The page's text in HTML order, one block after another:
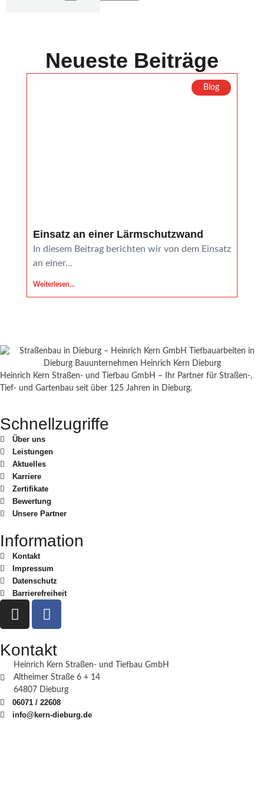
Neueste Beiträge
Blog
Einsatz an einer Lärmschutzwand
In diesem Beitrag berichten wir von dem Einsatz
an einer...
Weiterlesen...
Heinrich Kern Straßen- und Tiefbau GmbH – Ihr Partner für Straßen-,
Tief- und Gartenbau seit über 125 Jahren in Dieburg.
Schnellzugriffe
Über uns
Leistungen
Aktuelles
Karriere
Zertifikate
Bewertung
Unsere Partner
Information
Kontakt
Impressum
Datenschutz
Barrierefreiheit
Kontakt
Heinrich Kern Straßen- und Tiefbau GmbH
Altheimer Straße 6 + 14
64807 Dieburg
06071 / 22608
info@kern-dieburg.de